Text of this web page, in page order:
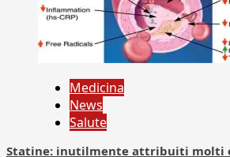
Medicina
News
Salute
Statine: inutilmente attribuiti molti